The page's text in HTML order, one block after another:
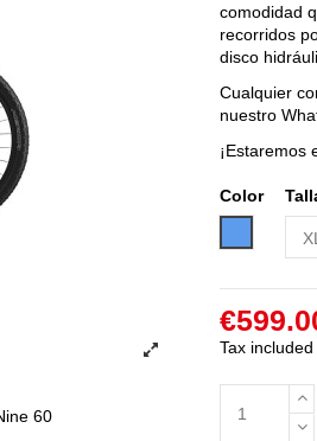
comodidad
recorridos
disco
Cualquier
nuestro
¡Estaremos
Color
Tax included